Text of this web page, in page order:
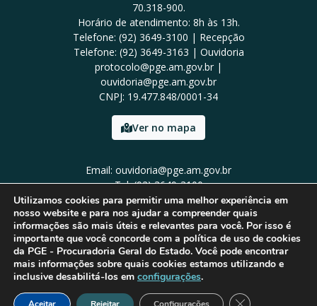
70.318-900.
Horário de atendimento: 8h às 13h.
Telefone: (92) 3649-3100 | Recepção
Telefone: (92) 3649-3163 | Ouvidoria
protocolo@pge.am.gov.br |
ouvidoria@pge.am.gov.br
CNPJ: 19.477.848/0001-34
Ver no mapa
Email: ouvidoria@pge.am.gov.br
Tel: (92) 3649-3100
Utilizamos cookies para permitir uma melhor experiência em
nosso website e para nos ajudar a compreender quais
informações são mais úteis e relevantes para você. Por isso é
importante que você concorde com a política de uso de cookies
da PGE - Procuradoria Geral do Estado. Você pode encontrar
mais informações sobre quais cookies estamos utilizando e
inclusive desabilitá-los em configurações.
Close GDPR